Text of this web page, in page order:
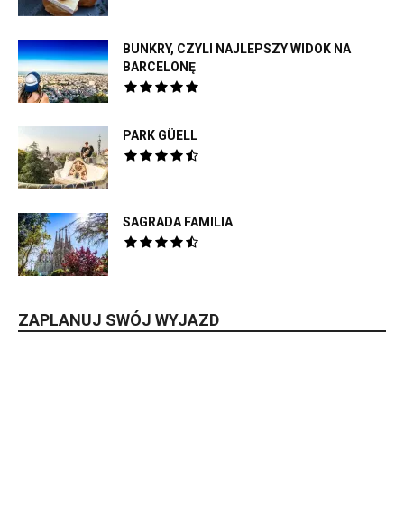
BUNKRY, CZYLI NAJLEPSZY WIDOK NA
BARCELONĘ
PARK GÜELL
SAGRADA FAMILIA
ZAPLANUJ SWÓJ WYJAZD